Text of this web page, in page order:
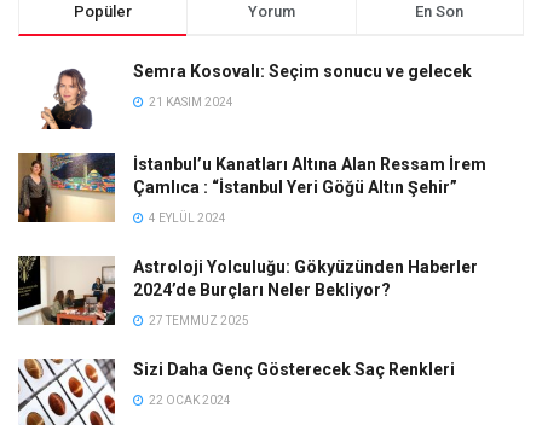
Popüler Yorum En Son
Semra Kosovalı: Seçim sonucu ve gelecek
21 KASIM 2024
İstanbul’u Kanatları Altına Alan Ressam İrem
Çamlıca : “İstanbul Yeri Göğü Altın Şehir”
4 EYLÜL 2024
Astroloji Yolculuğu: Gökyüzünden Haberler
2024’de Burçları Neler Bekliyor?
27 TEMMUZ 2025
Sizi Daha Genç Gösterecek Saç Renkleri
22 OCAK 2024